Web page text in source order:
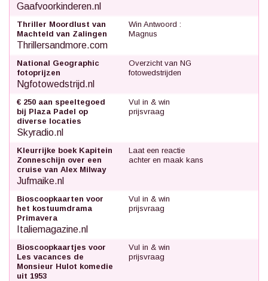
Gaafvoorkinderen.nl
Thriller Moordlust van
Machteld van Zalingen
Thrillersandmore.com
Win Antwoord :
Magnus
National Geographic
fotoprijzen
Ngfotowedstrijd.nl
Overzicht van NG
fotowedstrijden
€ 250 aan speeltegoed
bij Plaza Padel op
diverse locaties
Skyradio.nl
Vul in & win
prijsvraag
Kleurrijke boek Kapitein
Zonneschijn over een
cruise van Alex Milway
Jufmaike.nl
Laat een reactie
achter en maak kans
Bioscoopkaarten voor
het kostuumdrama
Primavera
Italiemagazine.nl
Vul in & win
prijsvraag
Bioscoopkaartjes voor
Les vacances de
Monsieur Hulot komedie
uit 1953
Vul in & win
prijsvraag